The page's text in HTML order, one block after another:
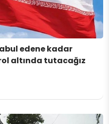
edene kadar
altında tutacağız